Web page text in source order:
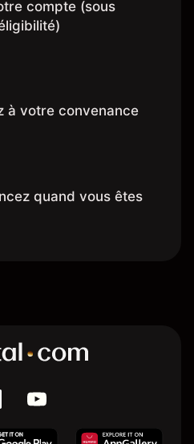
compte (sous
à votre convenance
quand vous êtes